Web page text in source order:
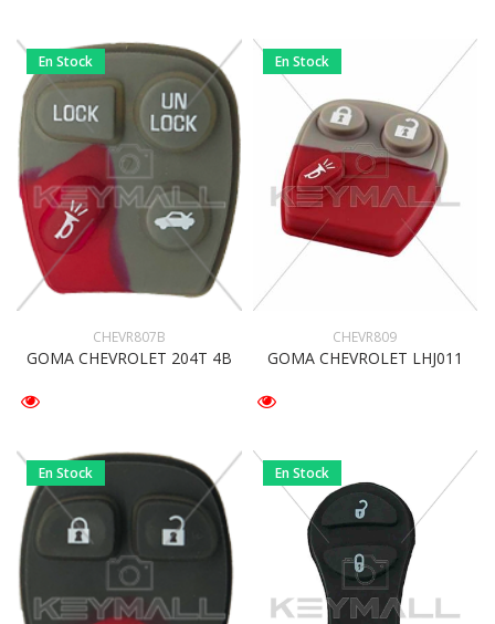
En Stock
CHEVR807B
GOMA CHEVROLET 204T 4B
En Stock
CHEVR809
GOMA CHEVROLET LHJ011
En Stock En Stock